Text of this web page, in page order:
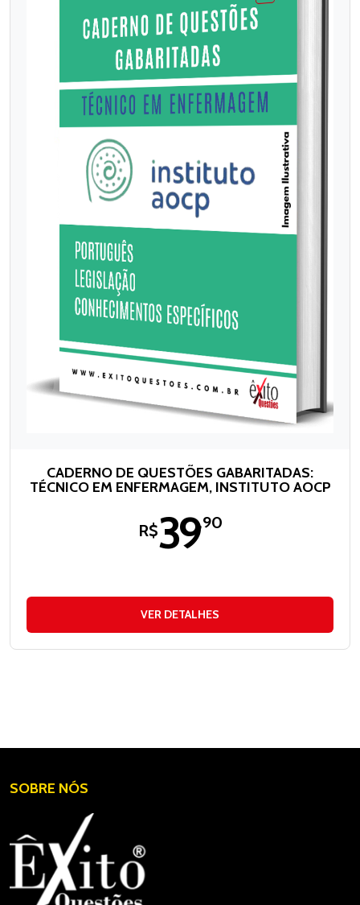
CADERNO DE QUESTÕES GABARITADAS:
TÉCNICO EM ENFERMAGEM, INSTITUTO AOCP
R$39,90
VER DETALHES
SOBRE NÓS